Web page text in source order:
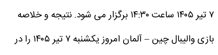
۷ تیر ۱۴۰۵ ساعت ۱۴:۳۰ برگزار می شود.
نتیجه و خلاصه
بازی والیبال چین – آلمان امروز یکشنبه ۷ تیر ۱۴۰۵ را در